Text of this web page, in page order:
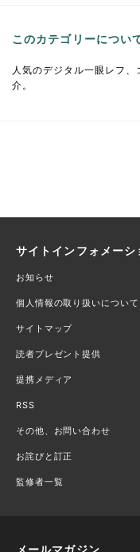
このカテゴリーについ
人気のデジタル一眼レフ
介。
サイトインフォメーシ
お知らせ
個人情報の取り扱いについて
サイトマップ
読者プレゼント提供
提携メディア
RSS
その他、お問い合わせ
お詫びと訂正
監修者一覧
メールマガジン